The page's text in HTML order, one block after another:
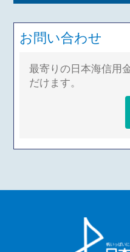
お問い合わせ
最寄りの日本海信用
だけます。